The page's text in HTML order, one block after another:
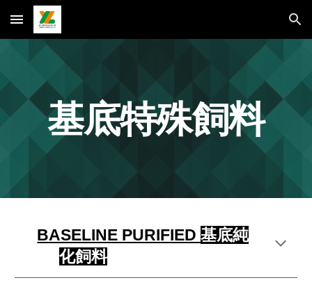
Skip to main content Skip to navigation
基底特殊飼料
BASELINE PURIFIED基底純
化飼料